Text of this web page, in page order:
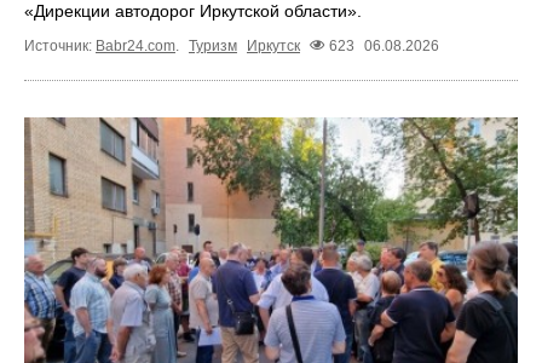
«Дирекции автодорог Иркутской области».
Источник: Babr24.com. Туризм Иркутск 623 06.08.2026